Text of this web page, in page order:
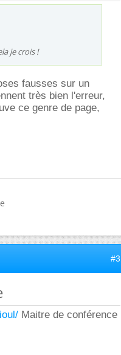
je crois !
fausses sur un
très bien l'erreur,
ce genre de page,
#3
Maitre de conférence